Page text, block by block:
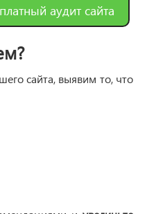
аудит сайта
сайта, выявим то, что